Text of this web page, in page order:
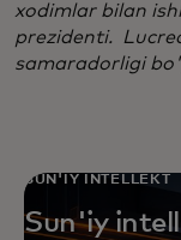
xodimlar bilan
prezidenti.
samaradorligi
SUN'IY INTELLEKT
Sun'iy